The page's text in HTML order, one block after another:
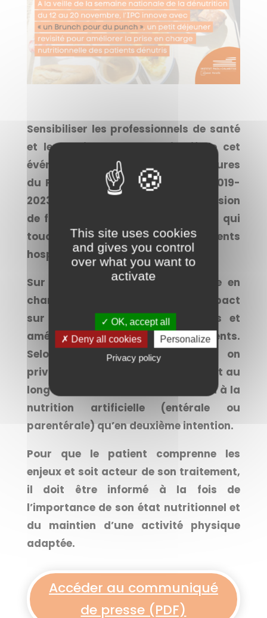
Sensibiliser les professionnels de santé
et les patients, c’est l’objectif de cet
événement national, une des mesures
du Plan National Nutrition Santé 2019-
2023. Ce rendez-vous sera l’occasion
de faire un point sur la dénutrition qui
touche 40 % de nos patients
hospitalisés.
Sur le plan nutritionnel, une prise en
charge précoce présente un réel impact
sur la tolérance aux traitements et
améliore le pronostic chez les patients.
Selon les sociétés savantes, on
privilégiera l’alimentation orale tout au
long du traitement ; on ne recourra à la
nutrition artificielle (entérale ou
parentérale) qu’en deuxième intention.
Pour que le patient comprenne les
enjeux et soit acteur de son traitement,
il doit être informé à la fois de
l’importance de son état nutritionnel et
du maintien d’une activité physique
adaptée.
Accéder au communiqué
de presse (PDF)
This site uses cookies
and gives you control
over what you want to
activate
✓ OK, accept all
✗ Deny all cookies
Personalize
Privacy policy